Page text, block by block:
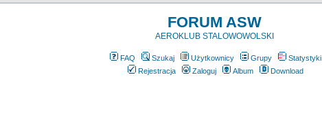
FORUM ASW
AEROKLUB STALOWOWOLSKI
FAQ Szukaj Użytkownicy Grupy
Statystyki
Rejestracja
Zaloguj Album Download